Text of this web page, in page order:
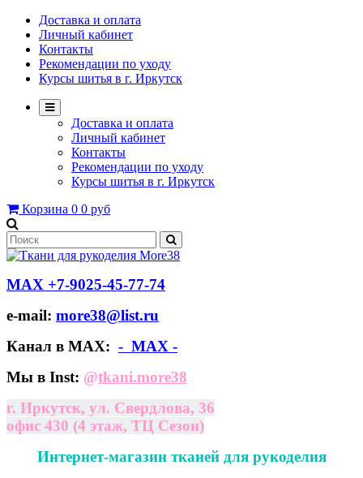
Доставка и оплата
Личный кабинет
Контакты
Рекомендации по уходу
Курсы шитья в г. Иркутск
Доставка и оплата
Личный кабинет
Контакты
Рекомендации по уходу
Курсы шитья в г. Иркутск
Корзина 0 0 руб
МАХ +7-9025-45-77-74
e-mail: more38@list.ru
Канал в МАХ: - МАХ -
Мы в Inst: @tkani.more38
г. Иркутск, ул. Свердлова, 36
офис 430 (4 этаж, ТЦ Сезон)
Интернет-магазин тканей для рукоделия